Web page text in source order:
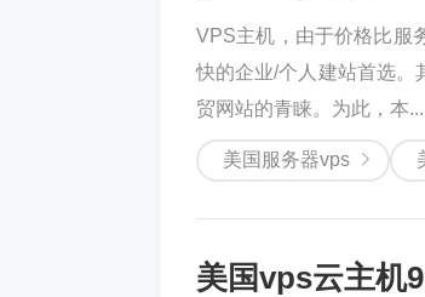
VPS主机，由于价格比服
快的企业/个人建站首选。
贸网站的青睐。为此，本...
美国服务器vps
美国vps云主机